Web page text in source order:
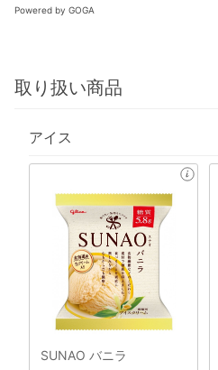
Powered by GOGA
取り扱い商品
アイス
SUNAO バニラ